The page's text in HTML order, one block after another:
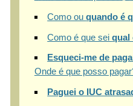
Como ouquando é
Como é que seiqual
Esqueci-me de
Onde é que posso
Paguei o IUC